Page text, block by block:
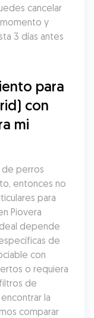
cancelar
y
3 días antes
para
con
mi
de perros
entonces no
para
Piovera
depende
de
con
o requiera
de
la
comparar